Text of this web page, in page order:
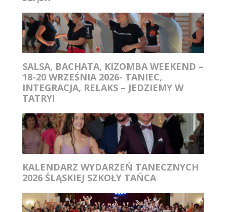
SALSA, BACHATA, KIZOMBA WEEKEND –
18-20 WRZEŚNIA 2026- TANIEC,
INTEGRACJA, RELAKS – JEDZIEMY W
TATRY!
KALENDARZ WYDARZEŃ TANECZNYCH
2026 ŚLĄSKIEJ SZKOŁY TAŃCA